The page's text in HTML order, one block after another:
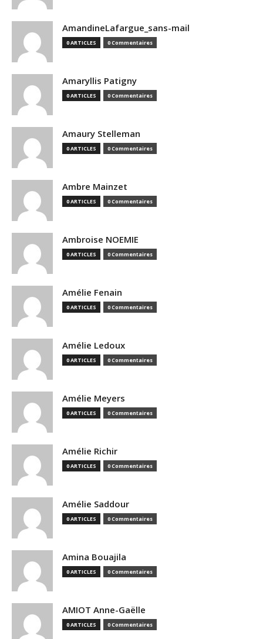
AmandineLafargue_sans-mail
0 ARTICLES 0 Commentaires
Amaryllis Patigny
0 ARTICLES 0 Commentaires
Amaury Stelleman
0 ARTICLES 0 Commentaires
Ambre Mainzet
0 ARTICLES 0 Commentaires
Ambroise NOEMIE
0 ARTICLES 0 Commentaires
Amélie Fenain
0 ARTICLES 0 Commentaires
Amélie Ledoux
0 ARTICLES 0 Commentaires
Amélie Meyers
0 ARTICLES 0 Commentaires
Amélie Richir
0 ARTICLES 0 Commentaires
Amélie Saddour
0 ARTICLES 0 Commentaires
Amina Bouajila
0 ARTICLES 0 Commentaires
AMIOT Anne-Gaëlle
0 ARTICLES 0 Commentaires